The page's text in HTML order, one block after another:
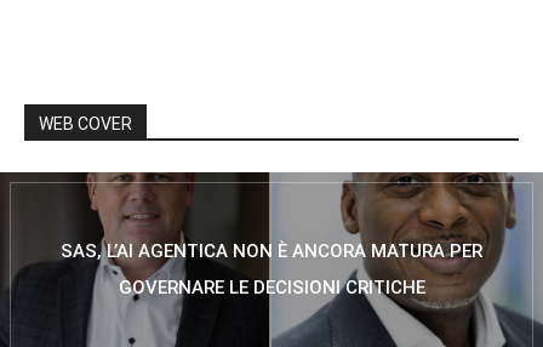
WEB COVER
SAS, L’AI AGENTICA NON È ANCORA MATURA PER
GOVERNARE LE DECISIONI CRITICHE